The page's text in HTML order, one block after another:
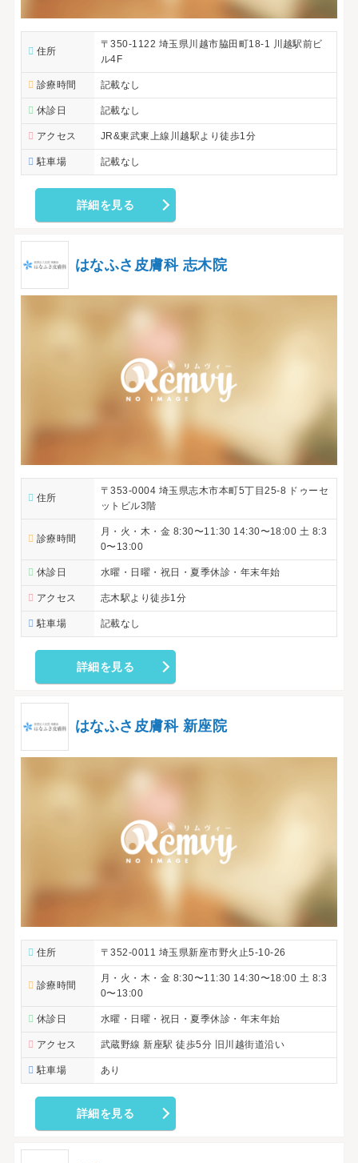
住所
〒350-1122 埼玉県川越市脇田町18-1 川越駅前ビ
ル4F
診療時間 記載なし
休診日 記載なし
アクセス JR&東武東上線川越駅より徒歩1分
駐車場 記載なし
詳細を見る
はなふさ皮膚科 志木院
住所
〒353-0004 埼玉県志木市本町5丁目25-8 ドゥーセ
ットビル3階
診療時間
月・火・木・金 8:30〜11:30 14:30〜18:00 土 8:3
0〜13:00
休診日 水曜・日曜・祝日・夏季休診・年末年始
アクセス 志木駅より徒歩1分
駐車場 記載なし
詳細を見る
はなふさ皮膚科 新座院
住所 〒352-0011 埼玉県新座市野火止5-10-26
診療時間
月・火・木・金 8:30〜11:30 14:30〜18:00 土 8:3
0〜13:00
休診日 水曜・日曜・祝日・夏季休診・年末年始
アクセス 武蔵野線 新座駅 徒歩5分 旧川越街道沿い
駐車場 あり
詳細を見る